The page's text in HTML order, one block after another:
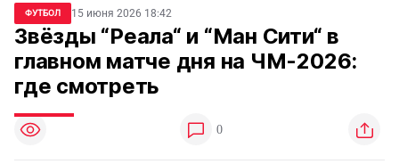
ФУТБОЛ 15 июня 2026 18:42
Звёзды “Реала“ и “Ман Сити“ в
главном матче дня на ЧМ-2026:
где смотреть
0